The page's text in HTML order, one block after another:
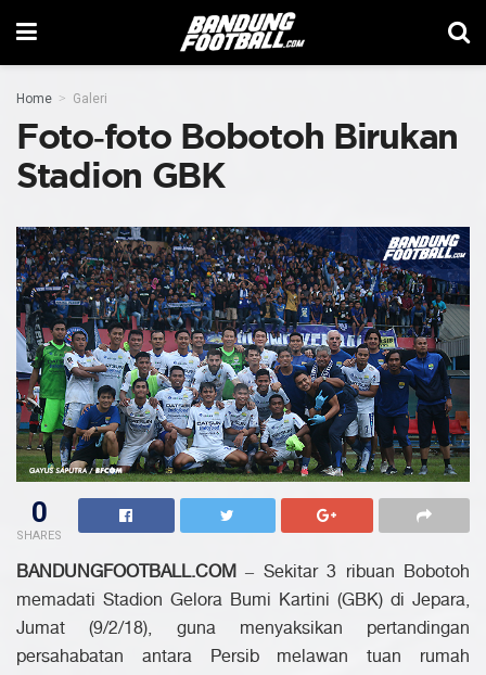
Home Galeri
Foto-foto Bobotoh Birukan
Stadion GBK
0
SHARES
BANDUNGFOOTBALL.COM
– Sekitar 3 ribuan Bobotoh
memadati Stadion Gelora Bumi Kartini (GBK) di Jepara,
Jumat (9/2/18), guna menyaksikan pertandingan
persahabatan antara Persib melawan tuan rumah